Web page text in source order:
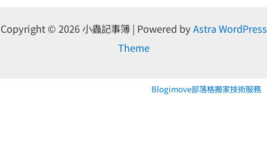
Copyright © 2026 小蟲記事簿 | Powered byAstra WordPress
Theme
Blogimove部落格搬家技術服務